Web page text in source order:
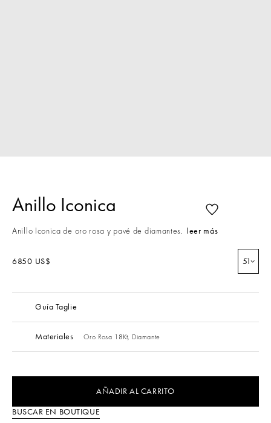
Anillo Iconica
Anillo Iconica de oro rosa y pavé de diamantes. leer más
6850 US$ 51
Guía Taglie
Materiales Oro Rosa 18Kt, Diamante
AÑADIR AL CARRITO
BUSCAR EN BOUTIQUE